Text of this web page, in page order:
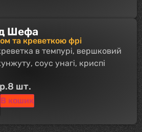
Шефа
та креветкою фрі
в темпурі, вершковий
соус унагі, криспі
8 шт.
В кошик